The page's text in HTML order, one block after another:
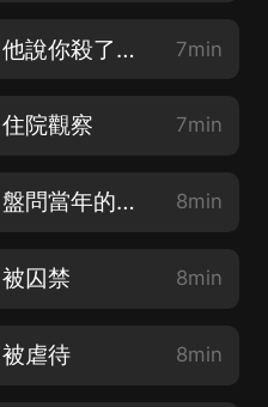
【都市詭案錄】第2章 他說你殺了人（動動手指訂閱收藏評論） 7min
院觀察 7min
【都市詭案錄】第4章 盤問當年的事兒 8min
囚禁 8min
虐待 8min